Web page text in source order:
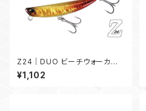
Z24｜DUO ビーチウォーカー
フリッパー Z24
¥1,102